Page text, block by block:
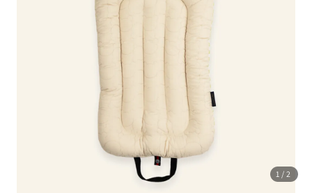
1 /2